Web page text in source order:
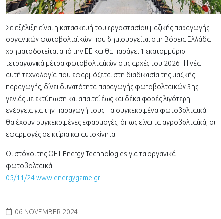
Σε εξέλιξη είναι η κατασκευή του εργοστασίου μαζικής παραγωγής
οργανικών φωτοβολταϊκών που δημιουργείται στη Βόρεια Ελλάδα
χρηματοδοτείται από την ΕΕ και θα παράγει 1 εκατομμύριο
τετραγωνικά μέτρα φωτοβολταϊκών στις αρχές του 2026 . Η νέα
αυτή τεχνολογία που εφαρμόζεται στη διαδικασία της μαζικής
παραγωγής, δίνει δυνατότητα παραγωγής φωτοβολταϊκών 3ης
γενιάς με εκτύπωση και απαιτεί έως και δέκα φορές λιγότερη
ενέργεια για την παραγωγή τους. Τα συγκεκριμένα φωτοβολταϊκά
θα έχουν συγκεκριμένες εφαρμογές, όπως είναι τα αγροβολταϊκά, οι
εφαρμογές σε κτίρια και αυτοκίνητα.
Οι στόχοι της ΟΕΤ Energy Technologies για τα οργανικά
φωτοβολταϊκά
05/11/24 www.energygame.gr
06 NOVEMBER 2024